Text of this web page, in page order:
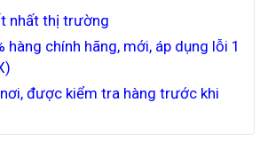
nhất thị trường
hàng chính hãng, mới, áp dụng lỗi 1
được kiểm tra hàng trước khi